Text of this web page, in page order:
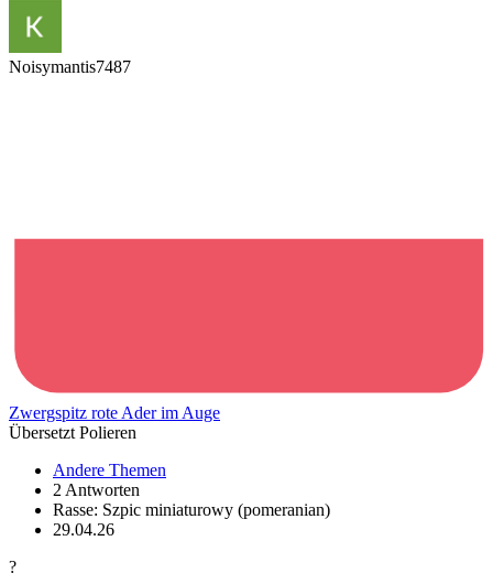
Noisymantis7487
Zwergspitz rote Ader im Auge
Übersetzt Polieren
Andere Themen
2 Antworten
Rasse: Szpic miniaturowy (pomeranian)
29.04.26
?